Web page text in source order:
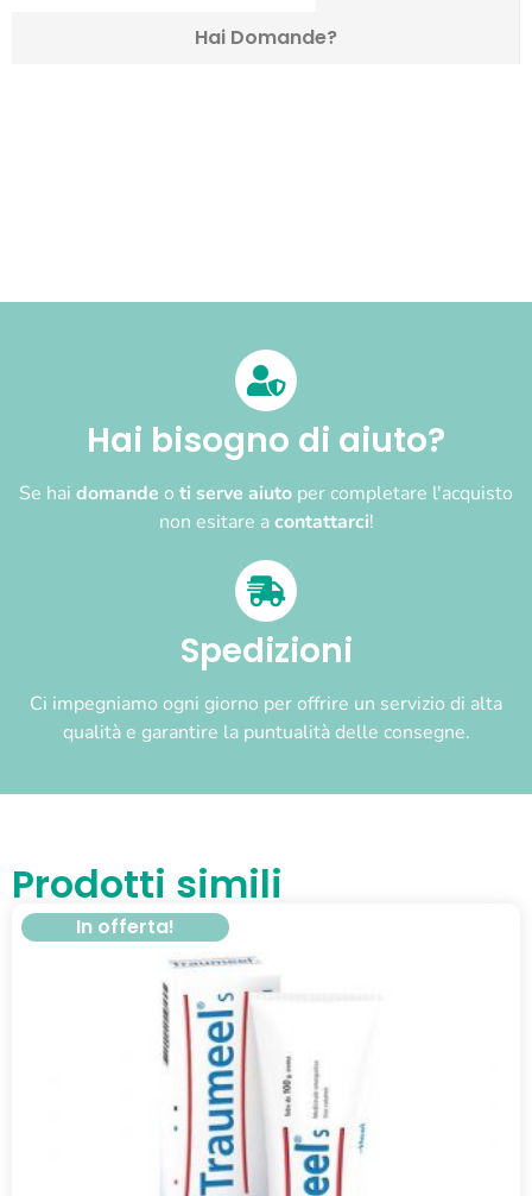
Hai Domande?
Hai bisogno di aiuto?
Se hai domande o ti serve aiuto per completare l'acquisto
non esitare acontattarci!
Spedizioni
Ci impegniamo ogni giorno per offrire un servizio di alta
qualità e garantire la puntualità delle consegne.
Prodotti simili
In offerta!